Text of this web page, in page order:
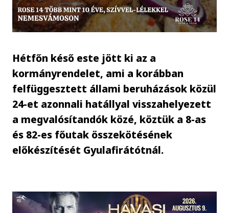
Hétfőn késő este jött ki az a
kormányrendelet, ami a korábban
felfüggesztett állami beruházások közül
24-et azonnali hatállyal visszahelyezett
a megvalósítandók közé, köztük a 8-as
és 82-es főutak összekötésének
előkészítését Gyulafirátótnál.